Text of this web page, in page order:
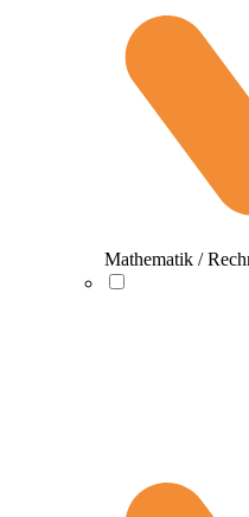
Mathematik /